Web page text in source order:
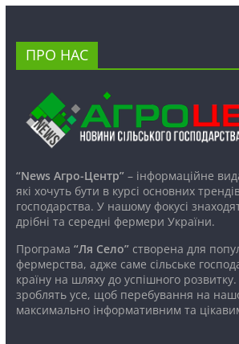
ПРО НАС
“News Агро-Центр”– інформаційне
які хочуть бути в курсі основних
господарства. У нашому фокусі
дрібні та середні фермери України.
Програма “Ля Село”створена для
фермерства, адже саме сільське
країну на шляху до успішного
зроблять усе, щоб перебування на
максимально інформативним та